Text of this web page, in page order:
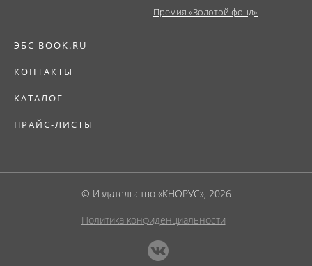
Премия «Золотой фонд»
ЭБС BOOK.RU
КОНТАКТЫ
КАТАЛОГ
ПРАЙС-ЛИСТЫ
© Издательство «КНОРУС», 2026
Политика конфиденциальности